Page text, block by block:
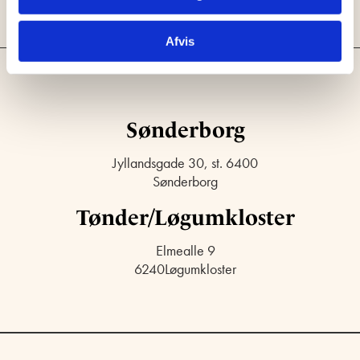
Afvis
Sønderborg
Jyllandsgade 30, st. 6400
Sønderborg
Tønder/Løgumkloster
Elmealle 9
6240Løgumkloster